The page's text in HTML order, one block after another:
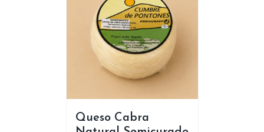
Queso Cabra